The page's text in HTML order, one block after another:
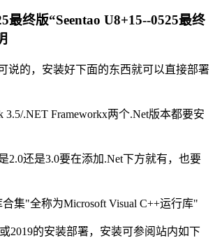
最终版“Seentao U8+15--0525最终
说的，安装好下面的东西就可以直接部署
3.5/.NET Frameworkx两个.Net版本都要安
2.0还是3.0要在添加.Net下方就有，也要
集"全称为Microsoft Visual C++运行库"
或2019的安装部署，安装可参阅站内如下